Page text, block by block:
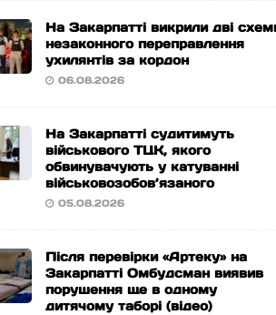
На Закарпатті викрили дві
незаконного переправлення
ухилянтів за кордон
06.08.2026
На Закарпатті судитимуть
військового ТЦК, якого
обвинувачують у катуванні
військовозобов’язаного
05.08.2026
Після перевірки «Артеку» на
Закарпатті Омбудсман виявив
порушення ще в одному
дитячому таборі (відео)